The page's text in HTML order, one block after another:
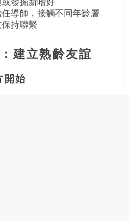
發掘新嗜好
導師，接觸不同年齡層
持聯繫
建立熟齡友誼
開始